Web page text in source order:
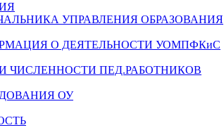
УПРАВЛЕНИЯ ОБРАЗОВАНИЯ
О ДЕЯТЕЛЬНОСТИ УОМПФКиС
ЧИСЛЕННОСТИ ПЕД.РАБОТНИКОВ
ОУ